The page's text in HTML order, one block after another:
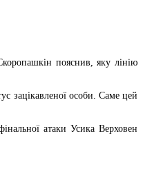
пояснив, яку лінію
зацікавленої особи. Саме цей
атаки Усика Верховен